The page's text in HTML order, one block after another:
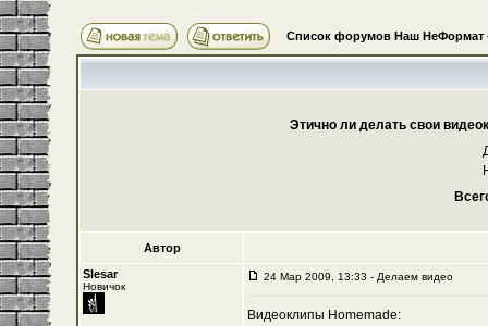
Список форумов Наш НеФормат
Этично ли делать свои
Автор
Slesar
Новичок
24 Мар 2009, 13:33 - Делаем видео
Видеоклипы Homemade: